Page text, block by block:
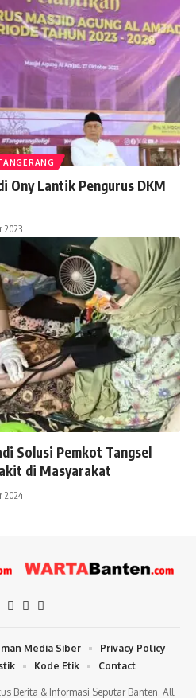
Ony Lantik Pengurus DKM
2023
Solusi Pemkot Tangsel
di Masyarakat
2024
Berita & Informasi Seputar Banten. All
Media Siber
Privacy Policy
Kode Etik Contact